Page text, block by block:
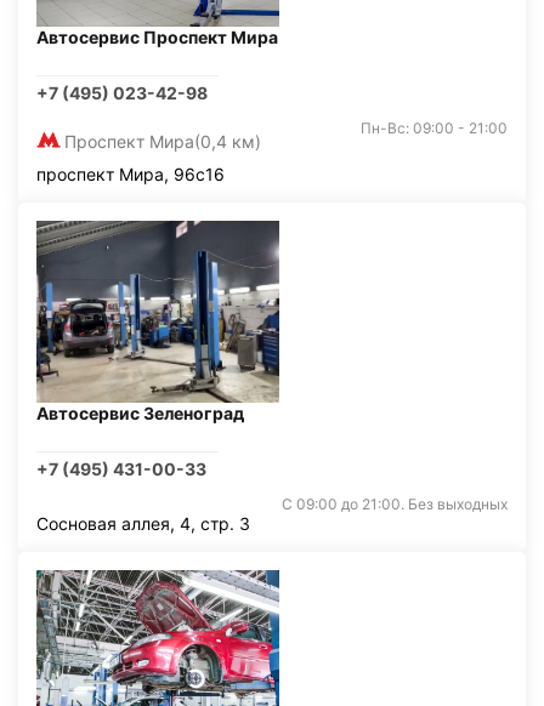
Автосервис Проспект Мира
+7 (495) 023-42-98
Проспект Мира(0,4 км)
Пн-Вс: 09:00 - 21:00
проспект Мира, 96с16
Автосервис Зеленоград
+7 (495) 431-00-33
С 09:00 до 21:00. Без выходных
Сосновая аллея, 4, стр. 3